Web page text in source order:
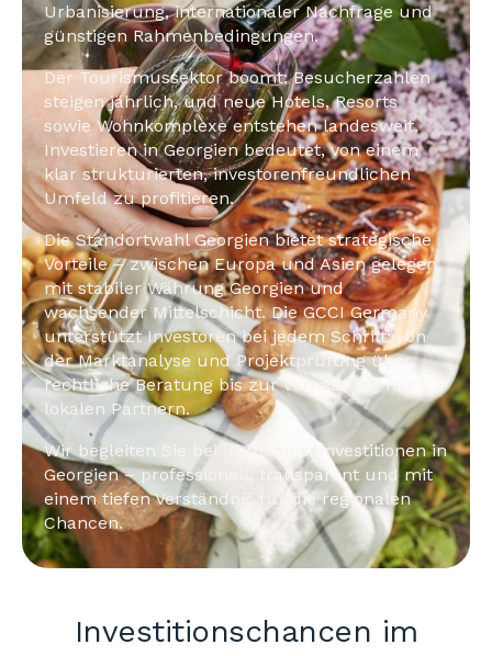
Urbanisierung, internationaler Nachfrage und
günstigen Rahmenbedingungen.
Der Tourismussektor boomt: Besucherzahlen
steigen jährlich, und neue Hotels, Resorts
sowie Wohnkomplexe entstehen landesweit.
Investieren in Georgien bedeutet, von einem
klar strukturierten, investorenfreundlichen
Umfeld zu profitieren.
Die Standortwahl Georgien bietet strategische
Vorteile – zwischen Europa und Asien gelegen,
mit stabiler Währung Georgien und
wachsender Mittelschicht. Die GCCI Germany
unterstützt Investoren bei jedem Schritt: von
der Marktanalyse und Projektprüfung über
rechtliche Beratung bis zur Vernetzung mit
lokalen Partnern.
Wir begleiten Sie bei Immobilieninvestitionen in
Georgien – professionell, transparent und mit
einem tiefen Verständnis für die regionalen
Chancen.
Investitionschancen im